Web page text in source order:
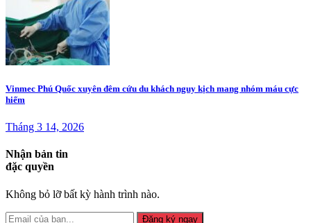
Vinmec Phú Quốc xuyên đêm cứu du khách nguy kịch mang nhóm máu cực
hiếm
Tháng 3 14, 2026
Nhận bản tin
đặc quyền
Không bỏ lỡ bất kỳ hành trình nào.
Đăng ký ngay